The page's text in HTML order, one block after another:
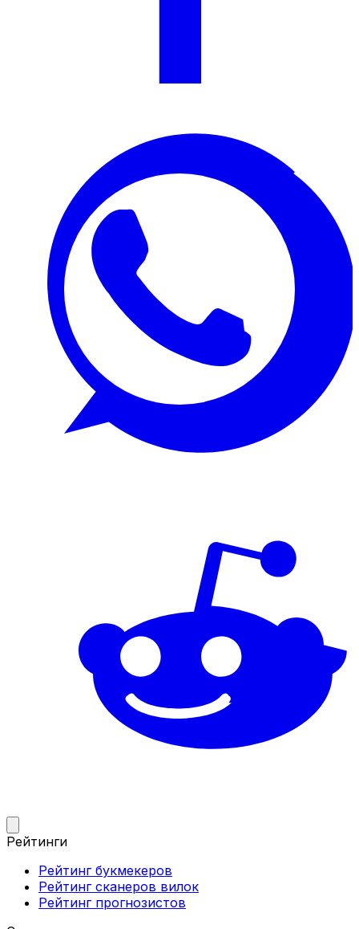
Рейтинги
Рейтинг букмекеров
Рейтинг сканеров вилок
Рейтинг прогнозистов